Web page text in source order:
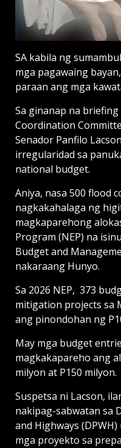
SA kabila ng
mga pagawaing
paraan ang mga
Sa ginanap na
Coordination
Senador Panfilo
irregularidad sa
national budget.
Aniya, nasa 500 flood
nagkakahalaga ng
magkaparehong
Program (NEP) na
Budget and
nakaraang Hunyo.
Sa 2026 NEP, 373
mitigation projects sa
ang pinondohan ng
May mga budget
magkakapareho ang
milyon at P150 milyon.
Suspetsa ni Lacson,
nakipag-sabwatan sa
and Highways
mga proyekto sa